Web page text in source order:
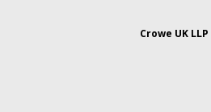
Crowe UK LLP